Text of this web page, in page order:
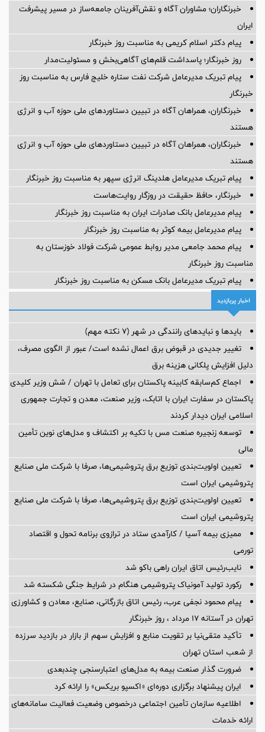
خبرنگاران؛ مشاوران آگاه و نقش‌آفرینان جامعه‌ساز در مسیر پیشرفت
ایران
پیام دکتر اسلام کریمی به مناسبت روز خبرنگار
روز خبرنگار؛ پاسداشت قلم‌های آگاهی‌بخش و مسئولیت‌مدار
پیام تبریک مدیرعامل شرکت نفت ستاره خلیج فارس به مناسبت روز
خبرنگار
خبرنگاران، همراهان آگاه در تبیین دستاوردهای ملی حوزه آب و انرژی
هستند
خبرنگاران، همراهان آگاه در تبیین دستاوردهای ملی حوزه آب و انرژی
هستند
پیام تبریک مدیرعامل هلدینگ انرژی سپهر به مناسبت روز خبرنگار
خبرنگار، حافظ حقیقت در روزگار روایت‌هاست
پیام مدیرعامل بانک صادرات ایران به مناسبت روز خبرنگار
پیام مدیرعامل بیمه کوثر به مناسبت روز خبرنگار
پیام محمد جامعی مدیر روابط عمومی شرکت فولاد خوزستان به
مناسبت روز خبرنگار
پیام تبریک مدیرعامل بانک مسکن به مناسبت روز خبرنگار
اخبار پربازدید
بایدها و نبایدهای رانندگی در شهر (۷ نکته مهم)
تغییر جدیدی در قبوض برق اعمال نشده است/ عبور از الگوی مصرف،
دلیل افزایش پلکانی هزینه برق
اجماع کم‌سابقه کابینه پاکستان برای تعامل با تهران / شش وزیر کلیدی
پاکستان در سفارت ایران با اتابک، وزیر صنعت، معدن و تجارت جمهوری
اسلامی ایران دیدار کردند
توسعه زنجیره صنعت مس با تکیه بر اکتشاف و مدل‌های نوین تأمین
مالی
تعیین اولویت‌بندی توزیع برق پتروشیمی‌ها، صرفا با شرکت ملی صنایع
پتروشیمی ایران است
تعیین اولویت‌بندی توزیع برق پتروشیمی‌ها، صرفا با شرکت ملی صنایع
پتروشیمی ایران است
ممیزی بیمه آسیا / کارآمدی ستاد در ترازوی برنامه تحول و اقتصاد
تورمی
نایب‌رئیس اتاق ایران راهی باکو شد
رکورد تولید آمونیاک پتروشیمی هنگام در شرایط جنگی شکسته شد
پیام محمود نجفی عرب، رئیس اتاق بازرگانی، صنایع، معادن و کشاورزی
تهران در آستانه 17 مرداد ، روز خبرنگار
تأکید متقی‌نیا بر تقویت منابع و افزایش سهم از بازار در بازدید سرزده
از شعب استان تهران
ضرورت گذار صنعت بیمه به مدل‌های اعتبارسنجی چندبعدی
ایران پیشنهاد برگزاری دوره‌ای «اکسپو بریکس» را ارائه کرد
اطلاعیه سازمان تأمین اجتماعی درخصوص وضعیت فعالیت سامانه‌های
ارائه خدمات